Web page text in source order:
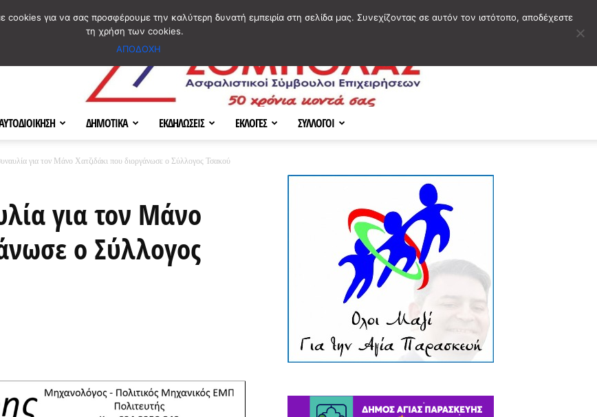
ΔΗΜΟΤΙΚΑ ΕΚΔΗΛΩΣΕΙΣ ΕΚΛΟΓΕΣ ΣΥΛΛΟΓΟΙ
για τον Μάνο Χατζιδάκι που διοργάνωσε ο Σύλλογος Τσακού
για τον Μάνο
ο Σύλλογος
cookies για να σας προσφέρουμε την καλύτερη δυνατή εμπειρία στη σελίδα μας. Συνεχίζοντας σε αυτόν τον ιστότοπο, αποδέχεστε
τη χρήση των cookies.
ΑΠΟΔΟΧΗ